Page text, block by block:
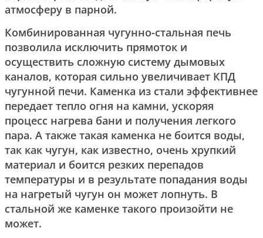
атмосферу в парной.
Комбинированная чугунно-стальная печь
позволила исключить прямоток и
осуществить сложную систему дымовых
каналов, которая сильно увеличивает КПД
чугунной печи. Каменка из стали эффективнее
передает тепло огня на камни, ускоряя
процесс нагрева бани и получения легкого
пара. А также такая каменка не боится воды,
так как чугун, как известно, очень хрупкий
материал и боится резких перепадов
температуры и в результате попадания воды
на нагретый чугун он может лопнуть. В
стальной же каменке такого произойти не
может.